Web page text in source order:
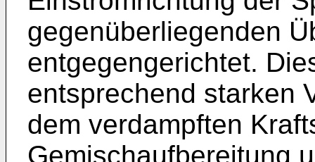
gegenüberliegenden
entgegengerichtet.
entsprechend starken
dem verdampften
Gemischaufbereitung